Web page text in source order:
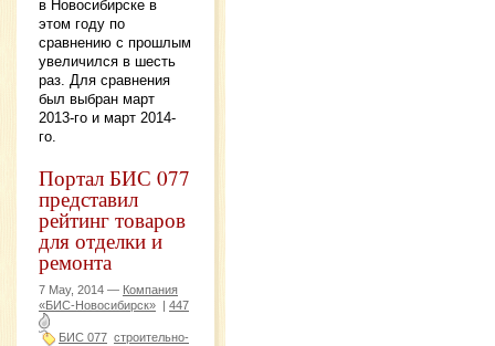
в Новосибирске в
этом году по
сравнению с прошлым
увеличился в шесть
раз. Для сравнения
был выбран март
2013-го и март 2014-
го.
Портал БИС 077
представил
рейтинг товаров
для отделки и
ремонта
7 May, 2014 — Компания
«БИС-Новосибирск»
447
БИС 077 строительно-